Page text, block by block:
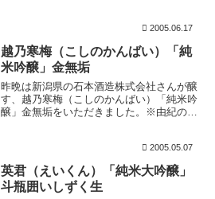
です。感謝♪。ＭＡＳＡさん曰く「間違い
なく箱入娘と...
2005.06.17
越乃寒梅（こしのかんばい）「純
米吟醸」金無垢
昨晩は新潟県の石本酒造株式会社さんが醸
す、越乃寒梅（こしのかんばい）「純米吟
醸」金無垢をいただきました。※由紀の
気銘柄です。 上立ち香はほのかな芳香族
で、梨のよう...
2005.05.07
英君（えいくん）「純米大吟醸」
斗瓶囲いしずく生